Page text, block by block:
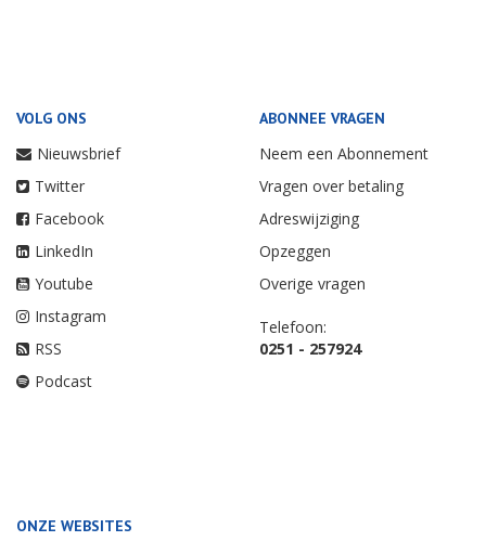
VOLG ONS
Nieuwsbrief
Twitter
Facebook
LinkedIn
Youtube
Instagram
RSS
Podcast
ABONNEE VRAGEN
Neem een Abonnement
Vragen over betaling
Adreswijziging
Opzeggen
Overige vragen
Telefoon:
0251 - 257924
ONZE WEBSITES